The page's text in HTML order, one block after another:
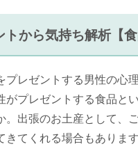
から気持ち解析【食
プレゼントする男性の心
がプレゼントする食品と
。出張のお土産として、
てくれる場合もあります